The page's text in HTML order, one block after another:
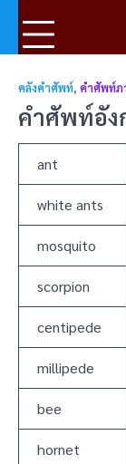
คลังคำศัพท์, คำศัพท์ภ
คำศัพท์อัง
ant
white ants
mosquito
scorpion
centipede
millipede
bee
hornet